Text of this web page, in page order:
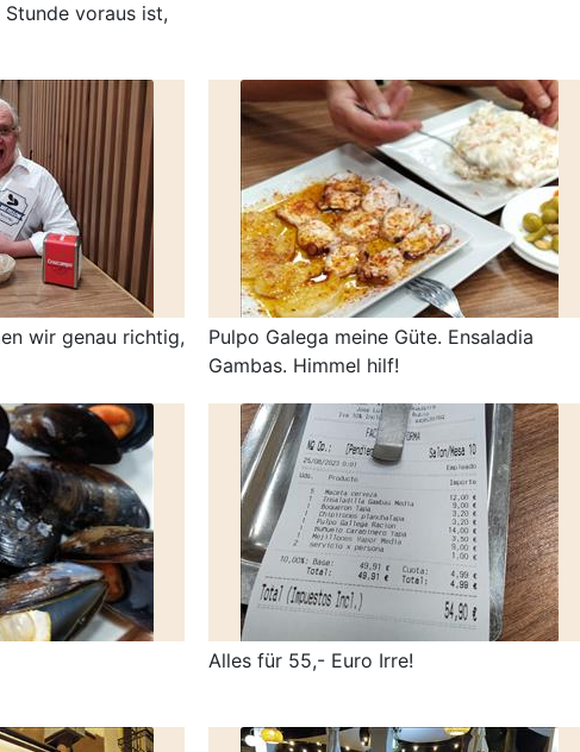
voraus ist,
wir genau richtig,
Pulpo Galega meine Güte. Ensaladia
Gambas. Himmel hilf!
Alles für 55,- Euro Irre!